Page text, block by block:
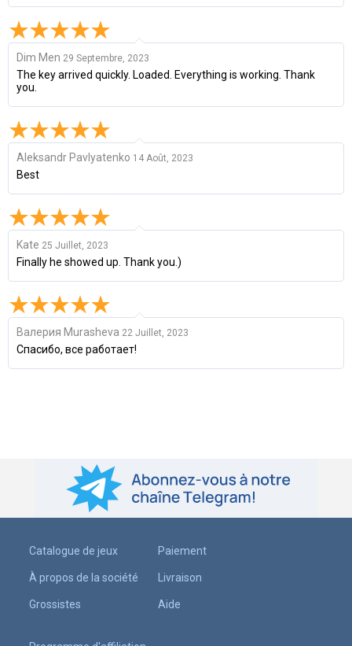
Dim Men 29 Septembre, 2023
The key arrived quickly. Loaded. Everything is working. Thank
you.
Aleksandr Pavlyatenko 14 Août, 2023
Best
Kate 25 Juillet, 2023
Finally he showed up. Thank you.)
Валерия Murasheva 22 Juillet, 2023
Спасибо, все работает!
Catalogue de jeux
À propos de la société
Grossistes
Paiement
Livraison
Aide